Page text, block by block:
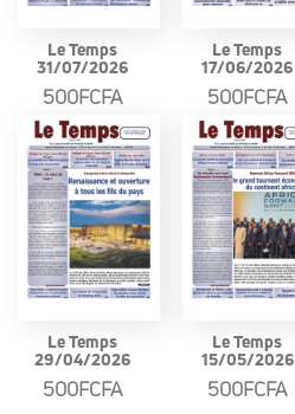
Le Temps
31/07/2026
500FCFA
Le Temps
17/06/2026
500FCFA
Le Temps
29/04/2026
500FCFA
Le Temps
15/05/2026
500FCFA